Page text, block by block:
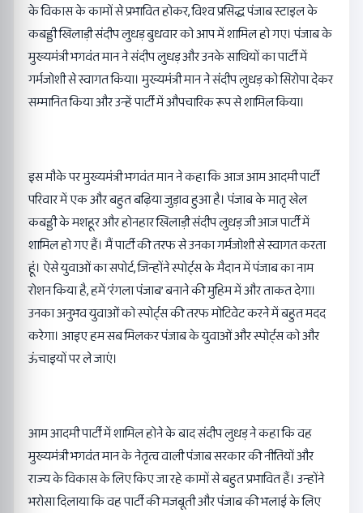
के विकास के कामों से प्रभावित होकर, विश्व प्रसिद्ध पंजाब स्टाइल के
कबड्डी खिलाड़ी संदीप लुधड़ बुधवार को आप में शामिल हो गए। पंजाब के
मुख्यमंत्री भगवंत मान ने संदीप लुधड़ और उनके साथियों का पार्टी में
गर्मजोशी से स्वागत किया। मुख्यमंत्री मान ने संदीप लुधड़ को सिरोपा देकर
सम्मानित किया और उन्हें पार्टी में औपचारिक रूप से शामिल किया।
इस मौके पर मुख्यमंत्री भगवंत मान ने कहा कि आज आम आदमी पार्टी
परिवार में एक और बहुत बढ़िया जुड़ाव हुआ है। पंजाब के मातृ खेल
कबड्डी के मशहूर और होनहार खिलाड़ी संदीप लुधड़ जी आज पार्टी में
शामिल हो गए हैं। मैं पार्टी की तरफ से उनका गर्मजोशी से स्वागत करता
हूं। ऐसे युवाओं का सपोर्ट, जिन्होंने स्पोर्ट्स के मैदान में पंजाब का नाम
रोशन किया है, हमें ‘रंगला पंजाब’ बनाने की मुहिम में और ताकत देगा।
उनका अनुभव युवाओं को स्पोर्ट्स की तरफ मोटिवेट करने में बहुत मदद
करेगा। आइए हम सब मिलकर पंजाब के युवाओं और स्पोर्ट्स को और
ऊंचाइयों पर ले जाएं।
आम आदमी पार्टी में शामिल होने के बाद संदीप लुधड़ ने कहा कि वह
मुख्यमंत्री भगवंत मान के नेतृत्व वाली पंजाब सरकार की नीतियों और
राज्य के विकास के लिए किए जा रहे कामों से बहुत प्रभावित हैं। उन्होंने
भरोसा दिलाया कि वह पार्टी की मजबूती और पंजाब की भलाई के लिए